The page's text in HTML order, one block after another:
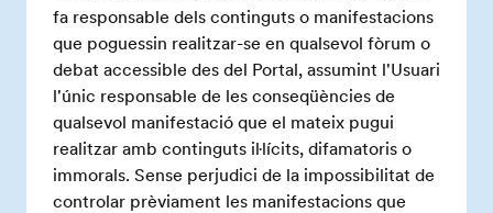
fa responsable dels continguts o manifestacions
que poguessin realitzar-se en qualsevol fòrum o
debat accessible des del Portal, assumint l'Usuari
l'únic responsable de les conseqüències de
qualsevol manifestació que el mateix pugui
realitzar amb continguts il·lícits, difamatoris o
immorals. Sense perjudici de la impossibilitat de
controlar prèviament les manifestacions que